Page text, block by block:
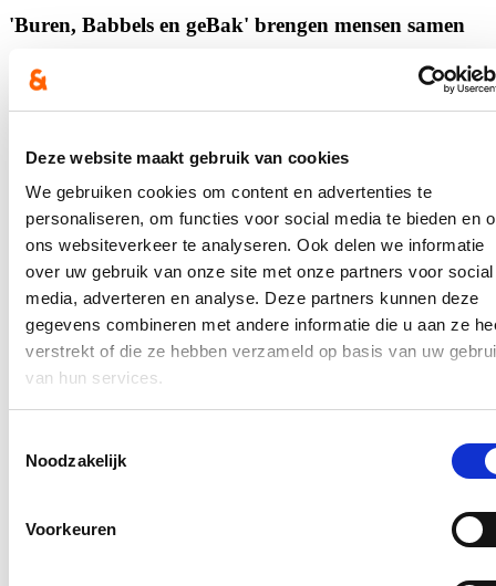
Deze website maakt gebruik van cookies
We gebruiken cookies om content en advertenties te
personaliseren, om functies voor social media te bieden en
ons websiteverkeer te analyseren. Ook delen we informatie
over uw gebruik van onze site met onze partners voor social
media, adverteren en analyse. Deze partners kunnen deze
gegevens combineren met andere informatie die u aan ze
verstrekt of die ze hebben verzameld op basis van uw
van hun services.
Noodzakelijk
Voorkeuren
'Buren, Babbels en geBak' brengen mensen samen
12/05/25
smakelijke noemer ‘Buren, Babbels en geBak’ worden inwoners
van Groot-Poperinge uitgenodigd om samen te komen en de
buurtbanden aan te halen.
Lees meer
Welzijn West-Vlaanderen
Extra Vlaamse middelen voor buitenschoolse
opvang in Poperinge
12/05/25
De stad Poperinge krijgt extra Vlaamse subsidies voor
de stad haar kwalitatief aanbod verder uitbouwen. ‘Zo komen we
ook tegemoet aan de grote vraag van ouders en kunnen we inzetten